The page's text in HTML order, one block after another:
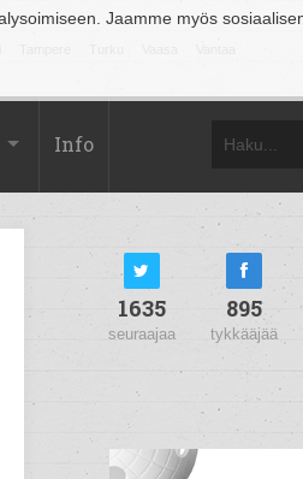
Jaamme myös
Info
1635
seuraajaa
895
tykkääjää